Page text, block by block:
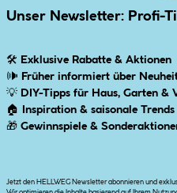
Unser Newsletter: Profi-
🛠 Exklusive Rabatte & Aktionen
🕪 Früher informiert über
💡 DIY-Tipps für Haus, Garten &
🏠
Inspiration & saisonale Trends
🎁 Gewinnspiele &
Jetzt den HELLWEG Newsletter abonnieren und